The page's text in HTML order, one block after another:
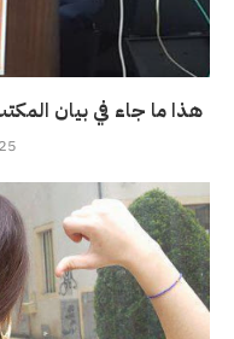
هذا ما جاء في بيان
25 أكتوبر، 2017